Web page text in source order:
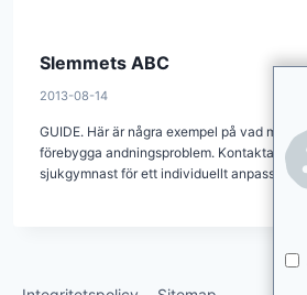
Slemmets ABC
2013-08-14
GUIDE. Här är några exempel på vad man
förebygga andningsproblem. Kontakta
sjukgymnast för ett individuellt anpassat